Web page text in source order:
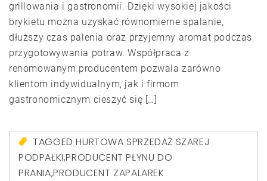
grillowania i gastronomii. Dzięki wysokiej jakości
brykietu można uzyskać równomierne spalanie,
dłuższy czas palenia oraz przyjemny aromat podczas
przygotowywania potraw. Współpraca z
renomowanym producentem pozwala zarówno
klientom indywidualnym, jak i firmom
gastronomicznym cieszyć się […]
TAGGEDHURTOWA SPRZEDAŻ SZAREJ
PODPAŁKI,PRODUCENT PŁYNU DO
PRANIA,PRODUCENT ZAPALAREK